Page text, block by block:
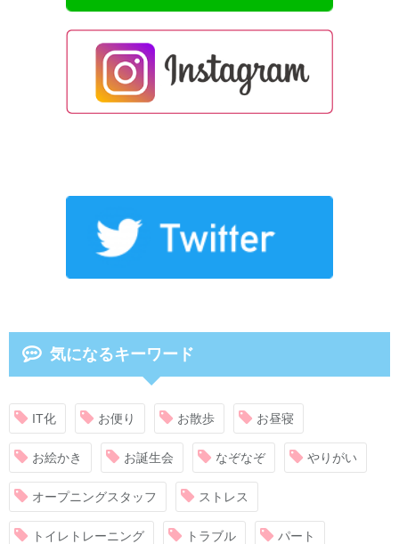
気になるキーワード
IT化 お便り お散歩 お昼寝
お絵かき お誕生会 なぞなぞ やりがい
オープニングスタッフ ストレス
トイレトレーニング トラブル パート